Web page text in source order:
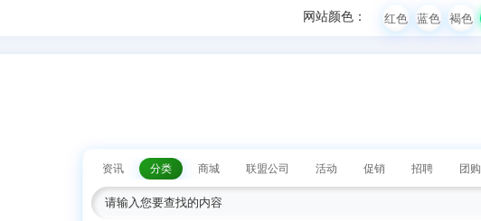
红色 蓝色 褐色
网站颜色：
资讯
分类 商城 联盟公司 活动 促销 招聘 团购